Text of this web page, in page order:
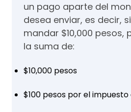
un pago aparte del
desea enviar, es decir,
mandar $10,000 pesos,
la suma de:
$10,000 pesos
$100 pesos por el impuesto